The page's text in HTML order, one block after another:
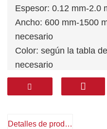
Espesor: 0.12 mm-2.0
Ancho: 600 mm-1500
necesario
Color: según la tabla
necesario
Recubrimiento: Z30-
(G/M2)
Detalles de producto